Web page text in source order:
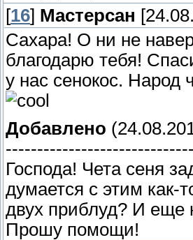
[16] Мастерсан
Сахара! О ни не
благодарю тебя!
у нас сенокос. Народ
Добавлено
Господа! Чета сеня
думается с этим как-
двух приблуд? И еще
Прошу помощи!